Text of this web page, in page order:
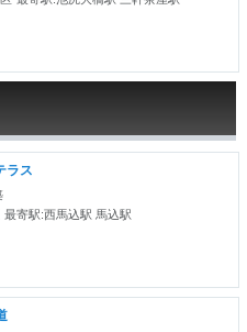
ラス
最寄駅:西馬込駅 馬込駅